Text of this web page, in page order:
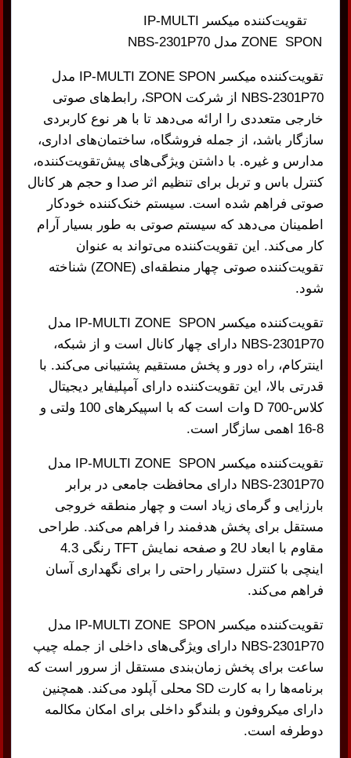
تقویت‌کننده میکسر IP-MULTI
ZONE SPON مدل NBS-2301P70
تقویت‌کننده میکسر IP-MULTI ZONE SPON مدل
NBS-2301P70 از شرکت SPON، رابط‌های صوتی
خارجی متعددی را ارائه می‌دهد تا با هر نوع کاربردی
سازگار باشد، از جمله فروشگاه، ساختمان‌های اداری،
مدارس و غیره. با داشتن ویژگی‌های پیش‌تقویت‌کننده،
کنترل باس و تربل برای تنظیم اثر صدا و حجم هر کانال
صوتی فراهم شده است. سیستم خنک‌کننده خودکار
اطمینان می‌دهد که سیستم صوتی به طور بسیار آرام
کار می‌کند. این تقویت‌کننده می‌تواند به عنوان
تقویت‌کننده صوتی چهار منطقه‌ای (ZONE) شناخته
شود.
تقویت‌کننده میکسر IP-MULTI ZONE SPON مدل
NBS-2301P70 دارای چهار کانال است و از شبکه،
اینترکام، راه دور و پخش مستقیم پشتیبانی می‌کند. با
قدرتی بالا، این تقویت‌کننده دارای آمپلیفایر دیجیتال
کلاس-D 700 وات است که با اسپیکرهای 100 ولتی و
8-16 اهمی سازگار است.
تقویت‌کننده میکسر IP-MULTI ZONE SPON مدل
NBS-2301P70 دارای محافظت جامعی در برابر
بارزایی و گرمای زیاد است و چهار منطقه خروجی
مستقل برای پخش هدفمند را فراهم می‌کند. طراحی
مقاوم با ابعاد 2U و صفحه نمایش TFT رنگی 4.3
اینچی با کنترل دستیار راحتی را برای نگهداری آسان
فراهم می‌کند.
تقویت‌کننده میکسر IP-MULTI ZONE SPON مدل
NBS-2301P70 دارای ویژگی‌های داخلی از جمله چیپ
ساعت برای پخش زمان‌بندی مستقل از سرور است که
برنامه‌ها را به کارت SD محلی آپلود می‌کند. همچنین
دارای میکروفون و بلندگو داخلی برای امکان مکالمه
دوطرفه است.